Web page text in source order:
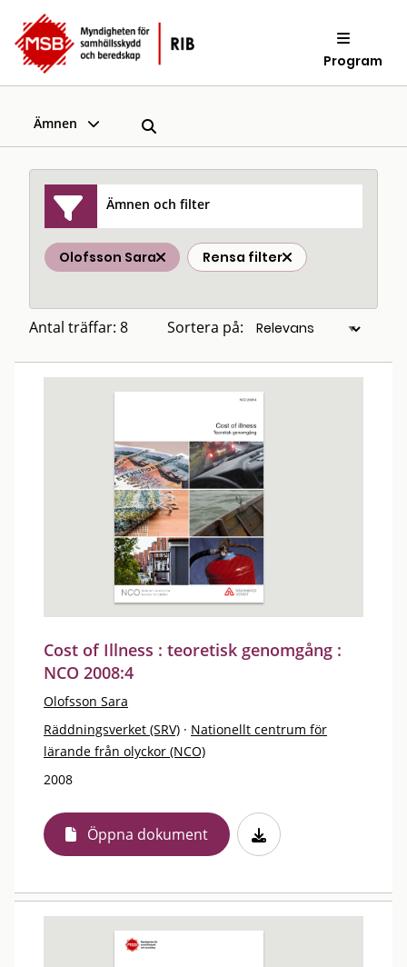
Program
Ämnen
Ämnen och filter
Olofsson Sara Rensa filter
Antal träffar: 8 Sortera på:
Cost of Illness : teoretisk genomgång :
NCO 2008:4
Olofsson Sara
Räddningsverket (SRV) · Nationellt centrum för
lärande från olyckor (NCO)
2008
Öppna dokument